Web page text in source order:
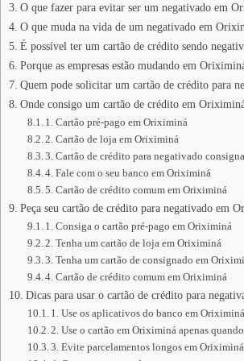
O que fazer para evitar ser um negativado em
O que muda na vida de um negativado em
É possível ter um cartão de crédito sendo
Porque as empresas estão mudando em
Quem pode solicitar um cartão de crédito para
Onde consigo um cartão de crédito em
1. Cartão pré-pago em Oriximiná
2. Cartão de loja em Oriximiná
3. Cartão de crédito para negativado
4. Fale com o seu banco em Oriximiná
5. Cartão de crédito comum em Oriximiná
Peça seu cartão de crédito para negativado em
1. Consiga o cartão pré-pago em Oriximiná
2. Tenha um cartão de loja em Oriximiná
3. Tenha um cartão de consignado em
4. Cartão de crédito comum em Oriximiná
Dicas para usar o cartão de crédito para
1. Use os aplicativos do banco em Oriximiná
2. Use o cartão em Oriximiná apenas
3. Evite parcelamentos longos em Oriximiná